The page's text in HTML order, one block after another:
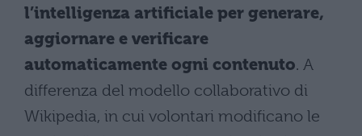
l’intelligenza artificiale per generare,
aggiornare e verificare
automaticamente ogni contenuto. A
differenza del modello collaborativo di
Wikipedia, in cui volontari modificano le